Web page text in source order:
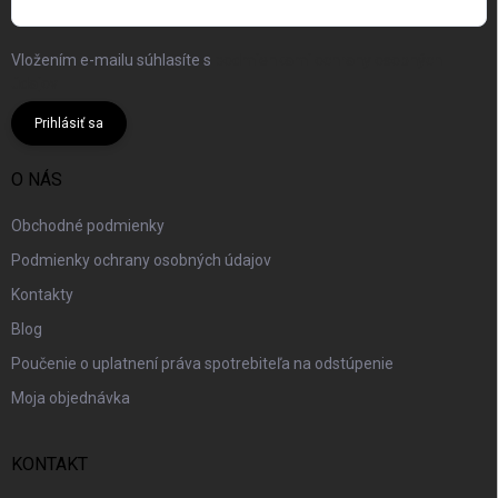
Vložením e-mailu súhlasíte s
Prihlásiť sa
O NÁS
Obchodné podmienky
Podmienky ochrany osobných údajov
Kontakty
Blog
Poučenie o uplatnení práva spotrebiteľa na odstúpenie
Moja objednávka
KONTAKT